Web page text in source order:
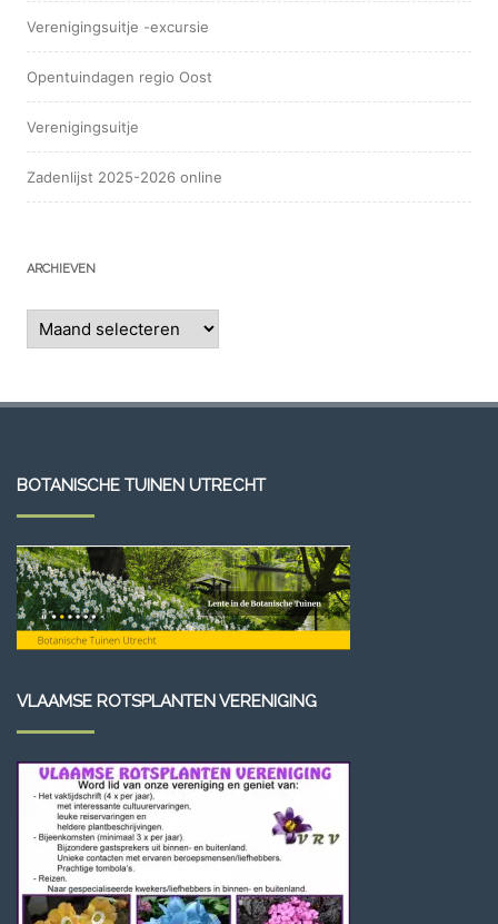
Verenigingsuitje -excursie
Opentuindagen regio Oost
Verenigingsuitje
Zadenlijst 2025-2026 online
ARCHIEVEN
Archieven
BOTANISCHE TUINEN UTRECHT
VLAAMSE ROTSPLANTEN VERENIGING